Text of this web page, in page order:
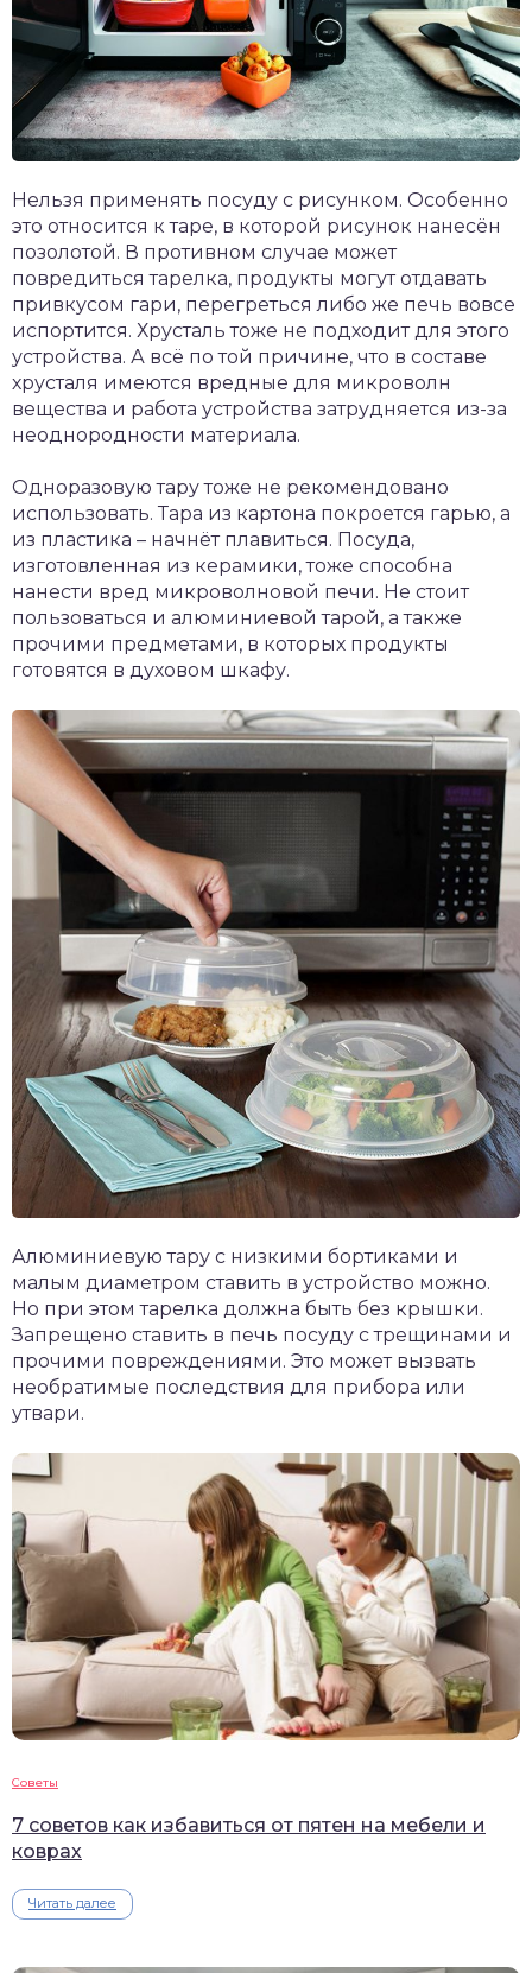
Нельзя применять посуду с рисунком. Особенно
это относится к таре, в которой рисунок нанесён
позолотой. В противном случае может
повредиться тарелка, продукты могут отдавать
привкусом гари, перегреться либо же печь вовсе
испортится. Хрусталь тоже не подходит для этого
устройства. А всё по той причине, что в составе
хрусталя имеются вредные для микроволн
вещества и работа устройства затрудняется из-за
неоднородности материала.
Одноразовую тару тоже не рекомендовано
использовать. Тара из картона покроется гарью, а
из пластика – начнёт плавиться. Посуда,
изготовленная из керамики, тоже способна
нанести вред микроволновой печи. Не стоит
пользоваться и алюминиевой тарой, а также
прочими предметами, в которых продукты
готовятся в духовом шкафу.
Алюминиевую тару с низкими бортиками и
малым диаметром ставить в устройство можно.
Но при этом тарелка должна быть без крышки.
Запрещено ставить в печь посуду с трещинами и
прочими повреждениями. Это может вызвать
необратимые последствия для прибора или
утвари.
Советы
7 советов как избавиться от пятен на мебели и
коврах
Читать далее